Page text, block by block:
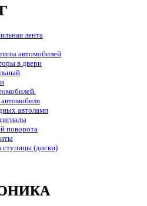
лента
автомобилей
в двери
автоламп
поворота
(диски)